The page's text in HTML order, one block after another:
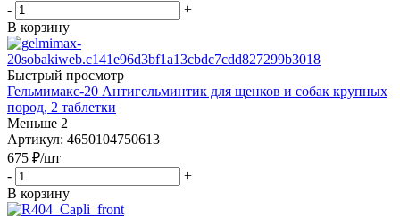
-
+
В корзину
Быстрый просмотр
Гельмимакс-20 Антигельминтик для щенков и собак крупных
пород, 2 таблетки
Меньше 2
Артикул: 4650104750613
675 ₽/шт
-
+
В корзину